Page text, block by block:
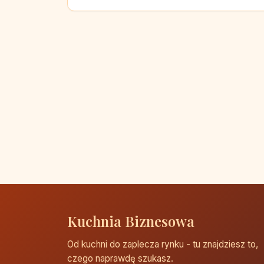
Kuchnia Biznesowa
Od kuchni do zaplecza rynku - tu znajdziesz to,
czego naprawdę szukasz.